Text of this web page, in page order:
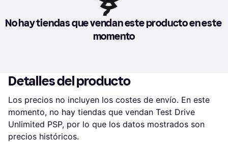
No hay tiendas que vendan este producto en este
momento
Detalles del producto
Los precios no incluyen los costes de envío. En este
momento, no hay tiendas que vendan Test Drive
Unlimited PSP, por lo que los datos mostrados son
precios históricos.